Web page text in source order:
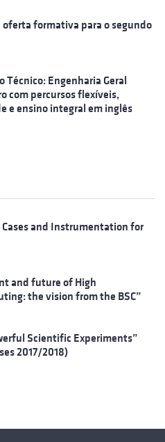
oferta formativa para o segundo
Técnico: Engenharia Geral
com percursos flexíveis,
e ensino integral em inglês
Cases and Instrumentation for
and future of High
the vision from the BSC”
Scientific Experiments”
2017/2018)